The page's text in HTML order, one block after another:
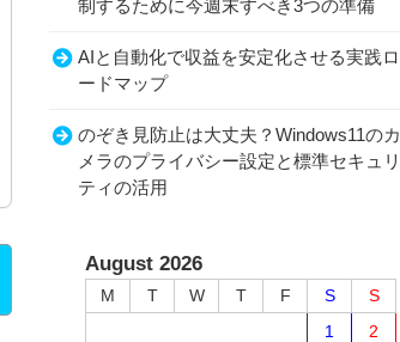
制するために今週末すべき3つの準備
AIと自動化で収益を安定化させる実践ロ
ードマップ
のぞき見防止は大丈夫？Windows11のカ
メラのプライバシー設定と標準セキュリ
ティの活用
August 2026
M T W T F S
S
1
2